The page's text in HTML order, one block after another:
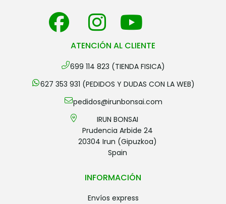
ATENCIÓN AL CLIENTE
699 114 823 (TIENDA FISICA)
627 353 931 (PEDIDOS Y DUDAS CON LA WEB)
pedidos@irunbonsai.com
IRUN BONSAI
Prudencia Arbide 24
20304 Irun (Gipuzkoa)
Spain
INFORMACIÓN
envíos express